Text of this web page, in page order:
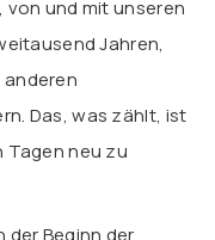
und mit unseren
Jahren,
anderen
Das, was zählt, ist
Tagen neu zu
Beginn der